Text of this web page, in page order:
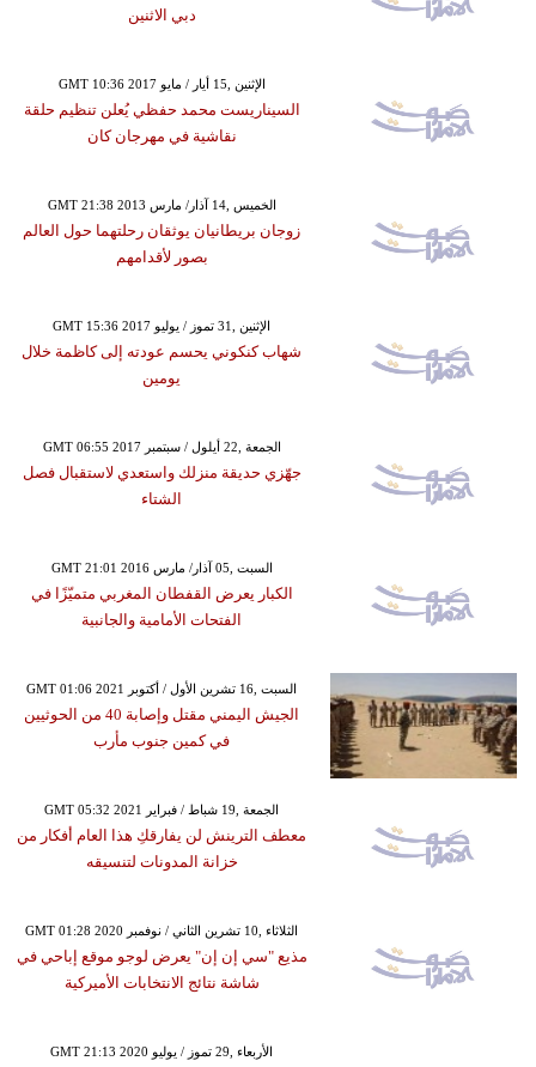
دبي الاثنين
GMT 10:36 2017 الإثنين ,15 أيار / مايو
السيناريست محمد حفظي يُعلن تنظيم حلقة
نقاشية في مهرجان كان
GMT 21:38 2013 الخميس ,14 آذار/ مارس
زوجان بريطانيان يوثقان رحلتهما حول العالم
بصور لأقدامهم
GMT 15:36 2017 الإثنين ,31 تموز / يوليو
شهاب كنكوني يحسم عودته إلى كاظمة خلال
يومين
GMT 06:55 2017 الجمعة ,22 أيلول / سبتمبر
جهّزي حديقة منزلك واستعدي لاستقبال فصل
الشتاء
GMT 21:01 2016 السبت ,05 آذار/ مارس
الكبار يعرض القفطان المغربي متميّزًا في
الفتحات الأمامية والجانبية
GMT 01:06 2021 السبت ,16 تشرين الأول / أكتوبر
الجيش اليمني مقتل وإصابة 40 من الحوثيين
في كمين جنوب مأرب
GMT 05:32 2021 الجمعة ,19 شباط / فبراير
معطف الترينش لن يفارقكِ هذا العام أفكار من
خزانة المدونات لتنسيقه
GMT 01:28 2020 الثلاثاء ,10 تشرين الثاني / نوفمبر
مذيع "سي إن إن" يعرض لوجو موقع إباحي في
شاشة نتائج الانتخابات الأميركية
GMT 21:13 2020 الأربعاء ,29 تموز / يوليو